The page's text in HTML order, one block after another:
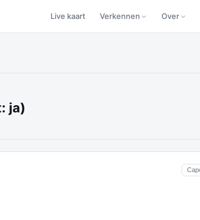
Live kaart Verkennen Over
ja)